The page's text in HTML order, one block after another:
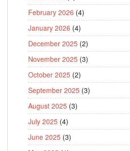
February 2026 (4)
January 2026 (4)
December 2025 (2)
November 2025 (3)
October 2025 (2)
September 2025 (3)
August 2025 (3)
July 2025 (4)
June 2025 (3)